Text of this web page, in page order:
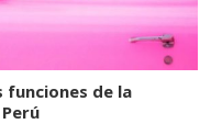
funciones de la